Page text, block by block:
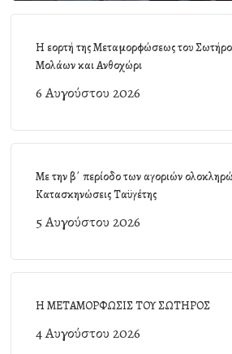
Η εορτή της Μεταμορφώσεως του
Μολάων και Ανθοχώρι
6 Αυγούστου 2026
Με την β΄ περίοδο των αγοριών
Κατασκηνώσεις Ταϋγέτης
5 Αυγούστου 2026
Η ΜΕΤΑΜΟΡΦΩΣΙΣ ΤΟΥ ΣΩΤΗΡΟΣ
4 Αυγούστου 2026